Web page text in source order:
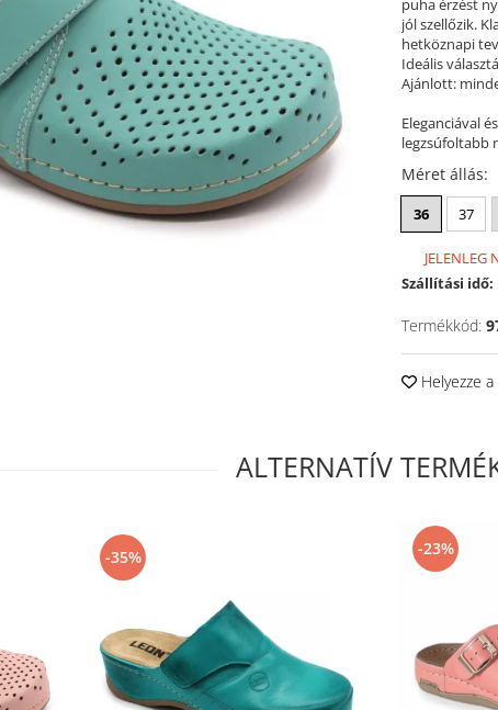
puha érzést
jól szellőzik.
hetköznapi
Ideális
Ajánlott:
Eleganciával
legzsúfoltabb
Méret állás:
36 37
JELENLEG
Szállítási idő:
Termékkód:
Helyezze
ALTERNATÍV
-35% -23%